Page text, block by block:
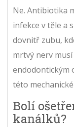
Ne. Antibiotika
infekce v těle a
dovnitř zubu,
mrtvý nerv
endodontickým
této
Bolí
kanálků?